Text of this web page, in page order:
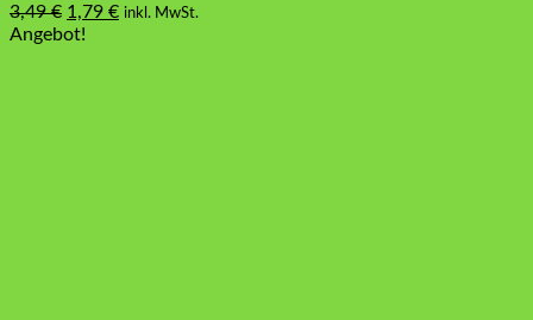
3,49€ Ursprünglicher
Preis
1,79 €Aktueller
inkl. MwSt.
Angebot!